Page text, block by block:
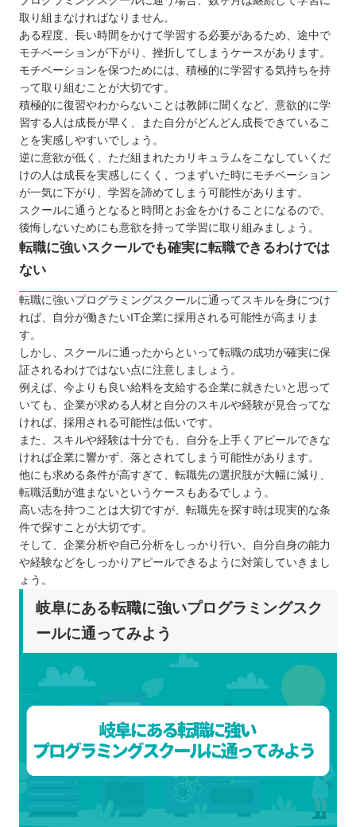
取り組まなければなりません。
ある程度、長い時間をかけて学習する必要があるため、途中で
モチベーションが下がり、挫折してしまうケースがあります。
モチベーションを保つためには、積極的に学習する気持ちを持
って取り組むことが大切です。
積極的に復習やわからないことは教師に聞くなど、意欲的に学
習する人は成長が早く、また自分がどんどん成長できているこ
とを実感しやすいでしょう。
逆に意欲が低く、ただ組まれたカリキュラムをこなしていくだ
けの人は成長を実感しにくく、つまずいた時にモチベーション
が一気に下がり、学習を諦めてしまう可能性があります。
スクールに通うとなると時間とお金をかけることになるので、
後悔しないためにも意欲を持って学習に取り組みましょう。
転職に強いスクールでも確実に転職できるわけでは
ない
転職に強いプログラミングスクールに通ってスキルを身につけ
れば、自分が働きたいIT企業に採用される可能性が高まりま
す。
しかし、スクールに通ったからといって転職の成功が確実に保
証されるわけではない点に注意しましょう。
例えば、今よりも良い給料を支給する企業に就きたいと思って
いても、企業が求める人材と自分のスキルや経験が見合ってな
ければ、採用される可能性は低いです。
また、スキルや経験は十分でも、自分を上手くアピールできな
ければ企業に響かず、落とされてしまう可能性があります。
他にも求める条件が高すぎて、転職先の選択肢が大幅に減り、
転職活動が進まないというケースもあるでしょう。
高い志を持つことは大切ですが、転職先を探す時は現実的な条
件で探すことが大切です。
そして、企業分析や自己分析をしっかり行い、自分自身の能力
や経験などをしっかりアピールできるように対策していきまし
ょう。
岐阜にある転職に強いプログラミングスク
ールに通ってみよう